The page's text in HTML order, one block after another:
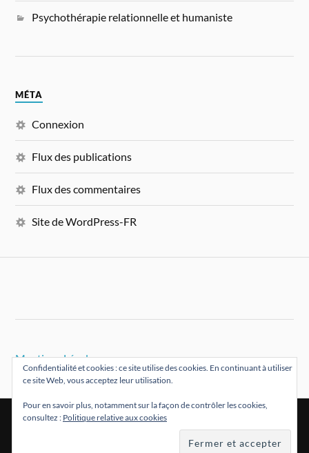
Psychothérapie relationnelle et humaniste
MÉTA
Connexion
Flux des publications
Flux des commentaires
Site de WordPress-FR
Mentions Légales
WORDPRESS & THÈME PAR
ANDERS NORÉN
Confidentialité et cookies : ce site utilise des cookies. En continuant à utiliser
ce site Web, vous acceptez leur utilisation.
Pour en savoir plus, notamment sur la façon de contrôler les cookies,
consultez : Politique relative aux cookies